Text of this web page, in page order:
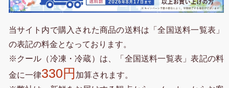
当サイト内で購入された商品の送料は「全国送料一覧表」
の表記の料金となっております。
※クール（冷凍・冷蔵）は、「全国送料一覧表」表記の料
金に一律330円 加算されます。